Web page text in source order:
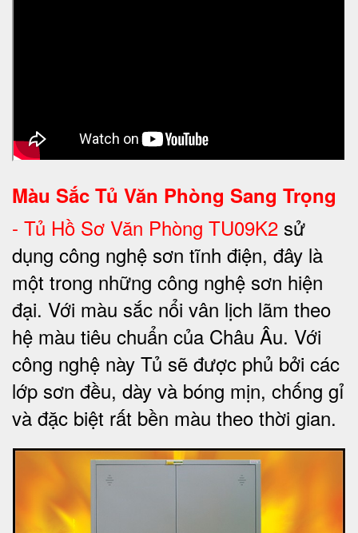
Màu Sắc Tủ Văn Phòng Sang Trọng
- Tủ Hồ Sơ Văn Phòng TU09K2 sử
dụng công nghệ sơn tĩnh điện, đây là
một trong những công nghệ sơn hiện
đại. Với màu sắc nổi vân lịch lãm theo
hệ màu tiêu chuẩn của Châu Âu. Với
công nghệ này Tủ sẽ được phủ bởi các
lớp sơn đều, dày và bóng mịn, chống gỉ
và đặc biệt rất bền màu theo thời gian.